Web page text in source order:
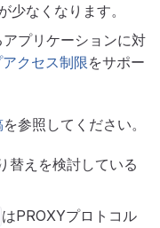
なくなります。
プリケーションに対
クセス制限をサポー
を参照してください。
替えを検討している
はPROXYプロトコル